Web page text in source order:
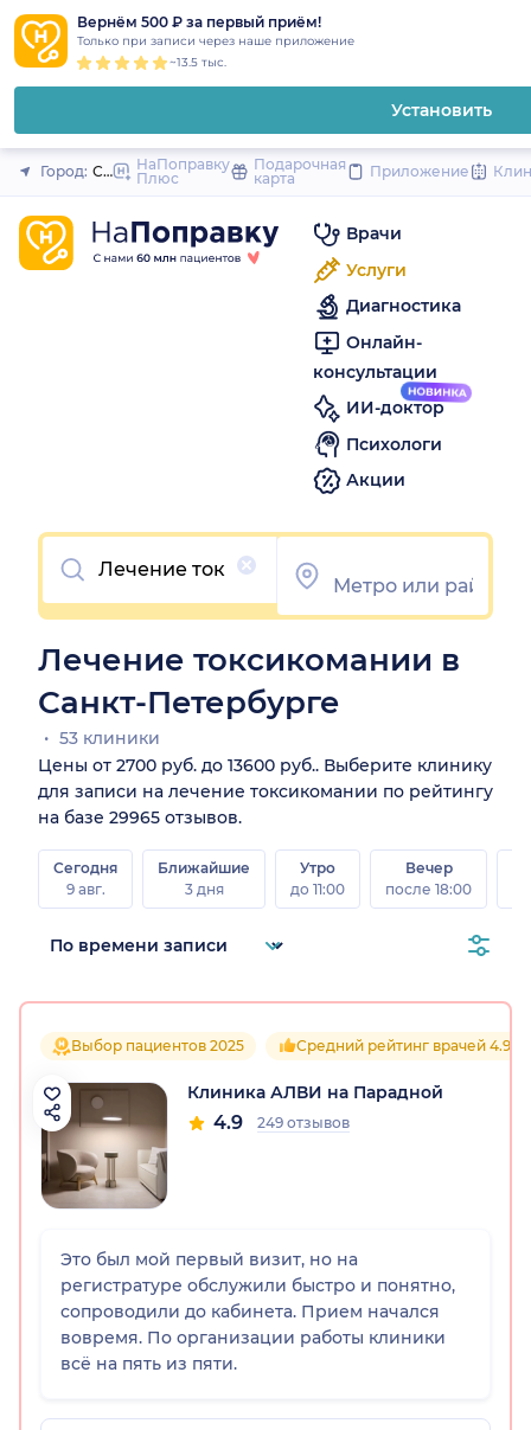
Вернём 500 ₽ за первый приём!
Только при записи через наше приложение
~13.5 тыс.
Установить
Закрыть
Город: Санкт-Петербург
НаПоправку
Плюс
Подарочная
карта
Приложение
Врачи
Услуги
Диагностика
Онлайн-
консультации
ИИ-доктор
Психологи
Акции
Очистить
Лечение токсикомании в
Санкт-Петербурге
53 клиники
Цены от 2700 руб. до 13600 руб.. Выберите клинику
для записи на лечение токсикомании по рейтингу
на базе 29965 отзывов.
Сегодня
9 авг.
Ближайшие
3 дня
Утро
до 11:00
Вечер
после 18:00
Выбор пациентов 2025 Средний рейтинг врачей 4.9
Клиника АЛВИ на Парадной
4.9 249 отзывов
Это был мой первый визит, но на
регистратуре обслужили быстро и понятно,
сопроводили до кабинета. Прием начался
вовремя. По организации работы клиники
всё на пять из пяти.